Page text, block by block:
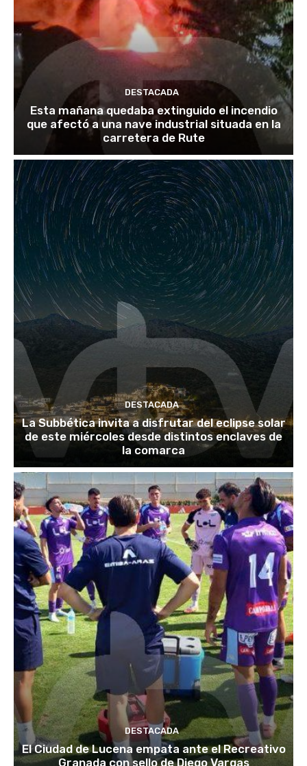
DESTACADA
Esta mañana quedaba extinguido el incendio
que afectó a una nave industrial situada en la
carretera de Rute
DESTACADA
La Subbética invita a disfrutar del eclipse solar
de este miércoles desde distintos enclaves de
la comarca
DESTACADA
El Ciudad de Lucena empata ante el Recreativo
Granada con sello de Diego Vargas